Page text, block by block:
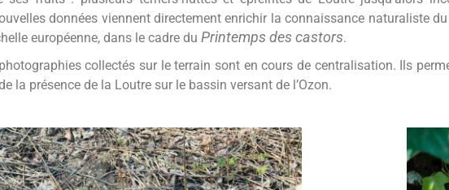
données viennent directement enrichir la connaissance naturaliste
européenne, dans le cadre du Printemps des castors.
collectés sur le terrain sont en cours de centralisation. Ils
la présence de la Loutre sur le bassin versant de l’Ozon.